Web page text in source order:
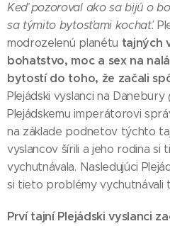
Keď pozoroval ako sa bijú o
sa týmito bytosťami kochať.
modrozelenú planétu tajných
bohatstvo, moc a sex na
bytostí do toho, že začali
Plejádski vyslanci na Danebury
Plejádskemu imperátorovi
na základe podnetov týchto
vyslancov šírili a jeho rodina si
vychutnávala. Nasledujúci
si tieto problémy vychutnávali
Prví tajní Plejádski vyslanci